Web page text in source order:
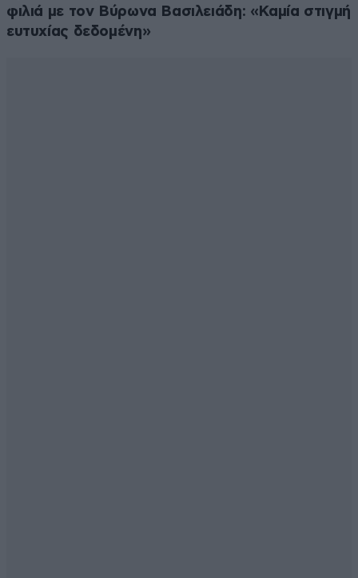
φιλιά με τον Βύρωνα Βασιλειάδη: «Καμία στιγμή
ευτυχίας δεδομένη»